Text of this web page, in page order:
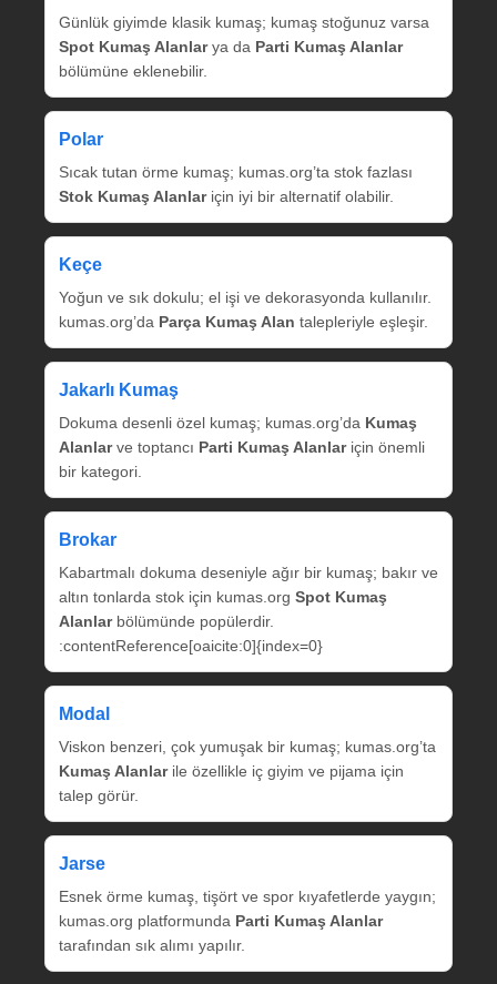
Günlük giyimde klasik kumaş; kumaş stoğunuz varsa
Spot Kumaş Alanlarya da Parti Kumaş Alanlar
bölümüne eklenebilir.
Polar
Sıcak tutan örme kumaş; kumas.org’ta stok fazlası
Stok Kumaş Alanlariçin iyi bir alternatif olabilir.
Keçe
Yoğun ve sık dokulu; el işi ve dekorasyonda kullanılır.
kumas.org’da Parça Kumaş Alan talepleriyle eşleşir.
Jakarlı Kumaş
Dokuma desenli özel kumaş; kumas.org’da Kumaş
Alanlarve toptancı Parti Kumaş Alanlariçin önemli
bir kategori.
Brokar
Kabartmalı dokuma deseniyle ağır bir kumaş; bakır ve
altın tonlarda stok için kumas.org Spot Kumaş
Alanlarbölümünde popülerdir.
:contentReference[oaicite:0]{index=0}
Modal
Viskon benzeri, çok yumuşak bir kumaş; kumas.org’ta
Kumaş Alanlarile özellikle iç giyim ve pijama için
talep görür.
Jarse
Esnek örme kumaş, tişört ve spor kıyafetlerde yaygın;
kumas.org platformunda Parti Kumaş Alanlar
tarafından sık alımı yapılır.